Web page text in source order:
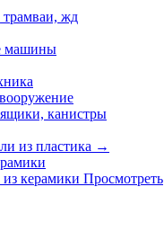
жд
машины
канистры
из пластика →
керамики Просмотреть